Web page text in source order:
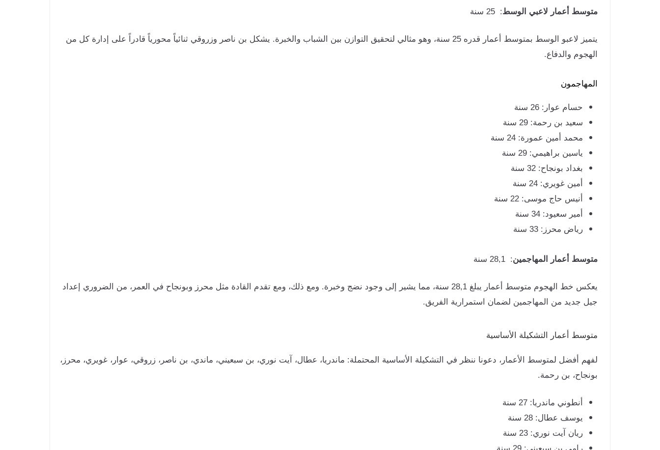
متوسط أعمار لاعبي الوسط: 25 سنة
يتميز لاعبو الوسط بمتوسط أعمار قدره 25 سنة، وهو مثالي لتحقيق التوازن بين الشباب والخبرة. يشكل بن ناصر وزروقي ثنائياً محورياً قادراً على إدارة كل من
الهجوم والدفاع.
المهاجمون
حسام عوار: 26 سنة
سعيد بن رحمة: 29 سنة
محمد أمين عمورة: 24 سنة
ياسين براهيمي: 29 سنة
بغداد بونجاح: 32 سنة
أمين غويري: 24 سنة
أنيس حاج موسى: 22 سنة
أمير سعيود: 34 سنة
رياض محرز: 33 سنة
متوسط أعمار المهاجمين: 28,1 سنة
يعكس خط الهجوم متوسط أعمار يبلغ 28,1 سنة، مما يشير إلى وجود نضج وخبرة. ومع ذلك، ومع تقدم القادة مثل محرز وبونجاح في العمر، من الضروري إعداد
جيل جديد من المهاجمين لضمان استمرارية الفريق.
متوسط أعمار التشكيلة الأساسية
لفهم أفضل لمتوسط الأعمار، دعونا ننظر في التشكيلة الأساسية المحتملة: ماندريا، عطال، آيت نوري، بن سبعيني، ماندي، بن ناصر، زروقي، عوار، غويري، محرز،
بونجاح، بن رحمة.
أنطوني ماندريا: 27 سنة
يوسف عطال: 28 سنة
ريان آيت نوري: 23 سنة